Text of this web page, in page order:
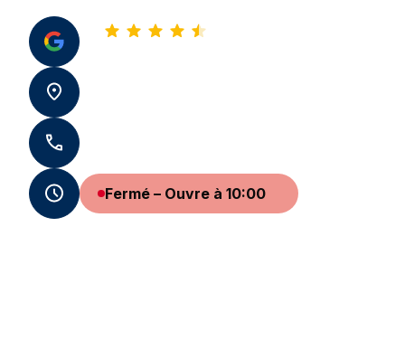
Fermé – Ouvre à 10:00